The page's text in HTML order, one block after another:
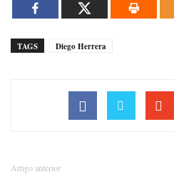
TAGS Diego Herrera
Artigo anterior